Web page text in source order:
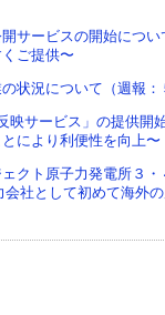
サービスの開始につ
ご提供〜
状況について（週報：
映サービス」の提供開
により利便性を向上〜
クト原子力発電所３
社として初めて海外